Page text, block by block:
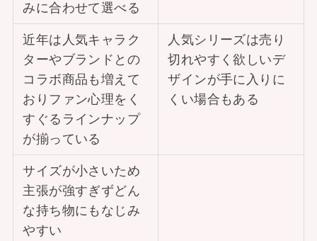
みに合わせて選べる
近年は人気キャラク
ターやブランドとの
コラボ商品も増えて
おりファン心理をく
すぐるラインナップ
が揃っている
人気シリーズは売り
切れやすく欲しいデ
ザインが手に入りに
くい場合もある
サイズが小さいため
主張が強すぎずどん
な持ち物にもなじみ
やすい